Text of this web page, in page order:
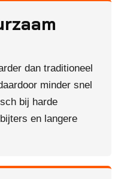
dan traditioneel
minder snel
bij harde
en langere